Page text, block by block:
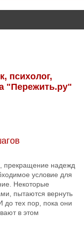
психолог,
"Пережить.ру"
прекращение надежд
условие для
Некоторые
пытаются вернуть
до тех пор, пока они
в этом